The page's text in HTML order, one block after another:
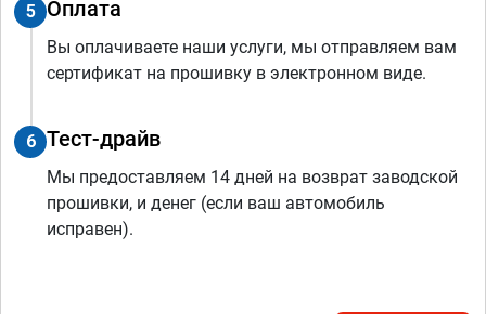
5 Оплата
Вы оплачиваете наши услуги, мы отправляем вам
сертификат на прошивку в электронном виде.
6 Тест-драйв
Мы предоставляем 14 дней на возврат заводской
прошивки, и денег (если ваш автомобиль
исправен).